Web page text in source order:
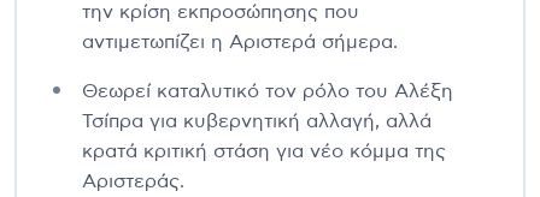
την κρίση εκπροσώπησης που
αντιμετωπίζει η Αριστερά σήμερα.
Θεωρεί καταλυτικό τον ρόλο του Αλέξη
Τσίπρα για κυβερνητική αλλαγή, αλλά
κρατά κριτική στάση για νέο κόμμα της
Αριστεράς.